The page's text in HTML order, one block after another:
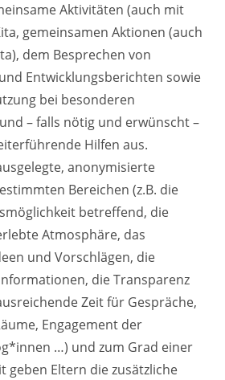
Aktivitäten (auch mit
gemeinsamen Aktionen (auch
dem Besprechen von
Entwicklungsberichten sowie
bei besonderen
– falls nötig und erwünscht –
Hilfen aus.
anonymisierte
Bereichen (z.B. die
betreffend, die
Atmosphäre, das
und Vorschlägen, die
die Transparenz
Zeit für Gespräche,
Engagement der
…) und zum Grad einer
geben Eltern die zusätzliche